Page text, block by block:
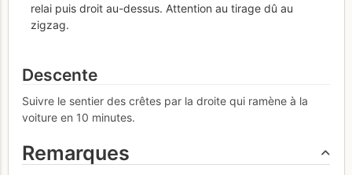
relai puis droit au-dessus. Attention au tirage dû au
zigzag.
Descente
Suivre le sentier des crêtes par la droite qui ramène à la
voiture en 10 minutes.
Remarques